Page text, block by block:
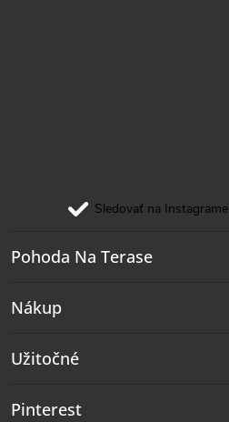
Sledovať na Instagrame
Pohoda Na Terase
Nákup
Užitočné
Pinterest